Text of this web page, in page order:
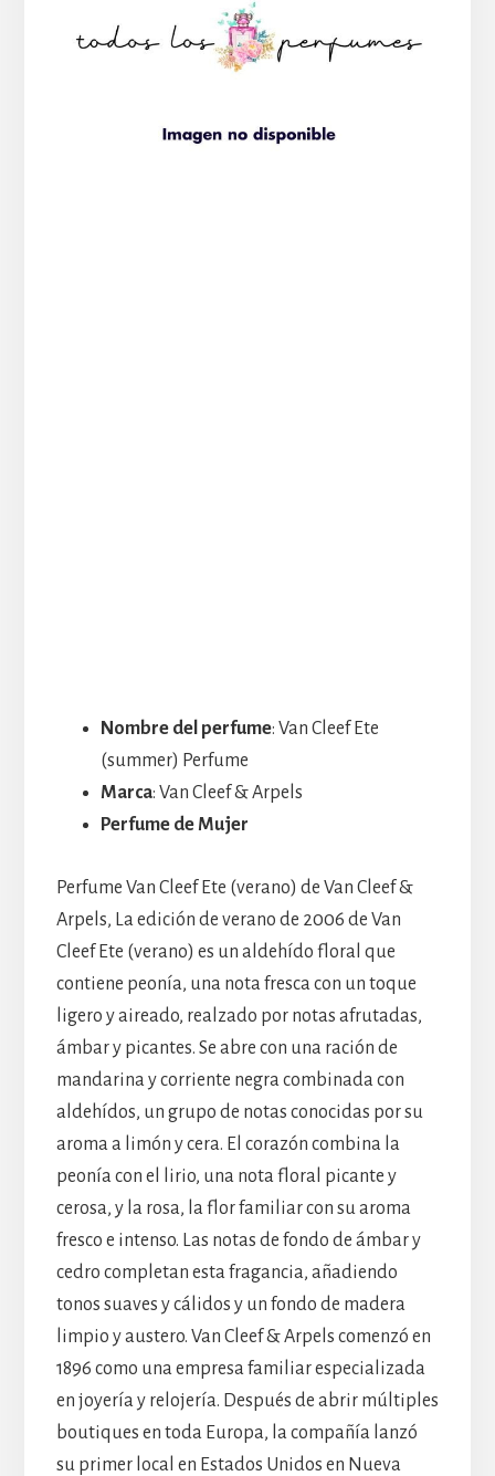
Nombre del perfume: Van Cleef Ete
(summer) Perfume
Marca: Van Cleef & Arpels
Perfume de Mujer
Perfume Van Cleef Ete (verano) de Van Cleef &
Arpels, La edición de verano de 2006 de Van
Cleef Ete (verano) es un aldehído floral que
contiene peonía, una nota fresca con un toque
ligero y aireado, realzado por notas afrutadas,
ámbar y picantes. Se abre con una ración de
mandarina y corriente negra combinada con
aldehídos, un grupo de notas conocidas por su
aroma a limón y cera. El corazón combina la
peonía con el lirio, una nota floral picante y
cerosa, y la rosa, la flor familiar con su aroma
fresco e intenso. Las notas de fondo de ámbar y
cedro completan esta fragancia, añadiendo
tonos suaves y cálidos y un fondo de madera
limpio y austero. Van Cleef & Arpels comenzó en
1896 como una empresa familiar especializada
en joyería y relojería. Después de abrir múltiples
boutiques en toda Europa, la compañía lanzó
su primer local en Estados Unidos en Nueva